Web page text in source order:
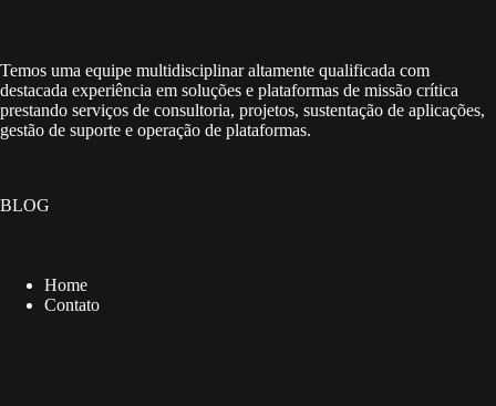
Temos uma equipe multidisciplinar altamente qualificada com
destacada experiência em soluções e plataformas de missão crítica
prestando serviços de consultoria, projetos, sustentação de aplicações,
gestão de suporte e operação de plataformas.
BLOG
Home
Contato